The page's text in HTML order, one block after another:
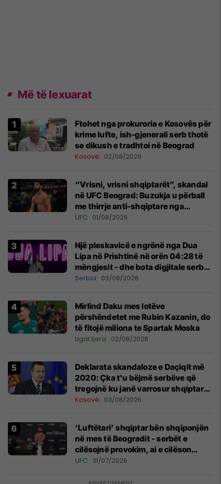
Më të lexuarat
Ftohet nga prokuroria e Kosovës për
krime lufte, ish-gjenerali serb thotë
se dikush e tradhtoi në Beograd
Kosovë 02/08/2026
“Vrisni, vrisni shqiptarët”, skandal
në UFC Beograd: Buzukja u përball
me thirrje anti-shqiptare nga
tribunat
UFC 01/08/2026
Një pleskavicë e ngrënë nga Dua
Lipa në Prishtinë në orën 04:28 të
mëngjesit - dhe bota digjitale serbe
shpall gjendjen e luftës
Serbia 03/08/2026
Mirlind Daku mes lotëve
përshëndetet me Rubin Kazanin, do
të fitojë miliona te Spartak Moska
Ligat tjera 02/08/2026
​Deklarata skandaloze e Daçiqit më
2020: Çka t'u bëjmë serbëve që
tregojnë ku janë varrosur shqiptarët
në Serbi
Kosovë 03/08/2026
‘Luftëtari’ shqiptar bën shqiponjën
në mes të Beogradit - serbët e
cilësojnë provokim, ai e cilëson
simbol të identitetit
UFC 31/07/2026